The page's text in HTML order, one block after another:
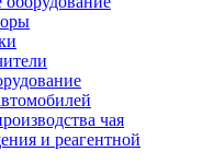
чая
и реагентной